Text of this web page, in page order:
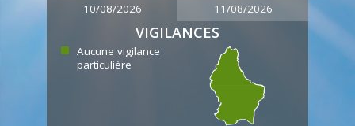
10/08/2026 11/08/2026
VIGILANCES
Aucune vigilance
particulière